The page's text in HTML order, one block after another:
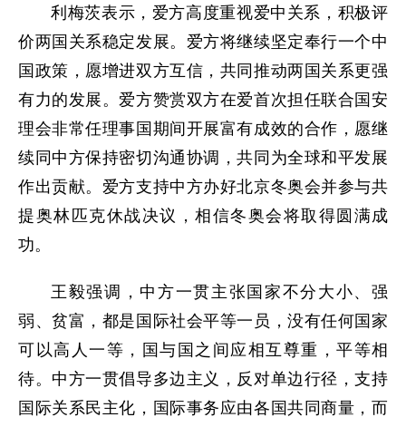
利梅茨表示，爱方高度重视爱中关系，积极评
价两国关系稳定发展。爱方将继续坚定奉行一个中
国政策，愿增进双方互信，共同推动两国关系更强
有力的发展。爱方赞赏双方在爱首次担任联合国安
理会非常任理事国期间开展富有成效的合作，愿继
续同中方保持密切沟通协调，共同为全球和平发展
作出贡献。爱方支持中方办好北京冬奥会并参与共
提奥林匹克休战决议，相信冬奥会将取得圆满成
功。
王毅强调，中方一贯主张国家不分大小、强
弱、贫富，都是国际社会平等一员，没有任何国家
可以高人一等，国与国之间应相互尊重，平等相
待。中方一贯倡导多边主义，反对单边行径，支持
国际关系民主化，国际事务应由各国共同商量，而